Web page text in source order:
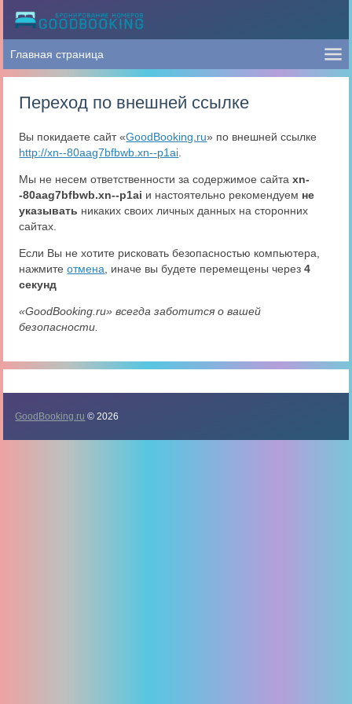
Переход по внешней ссылке
Вы покидаете сайт «GoodBooking.ru» по внешней ссылке
http://xn--80aag7bfbwb.xn--p1ai
Мы не несем ответственности за содержимое сайтаxn-
-80aag7bfbwb.xn--p1ai и настоятельно рекомендуем не
указывать никаких своих личных данных на сторонних
сайтах.
Если Вы не хотите рисковать безопасностью компьютера,
нажмитеотмена , иначе вы будете перемещены через4
секунд
«GoodBooking.ru» всегда заботится о вашей
безопасности.
GoodBooking.ru © 2026